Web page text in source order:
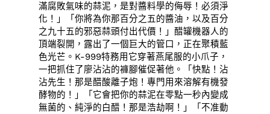
滿腐敗氣味的蒜泥，是對醬料學的侮辱！必須淨
化！」「你將為你那百分之五的醬油，以及百分
之九十五的邪惡蒜頭付出代價！」醋罐機器人的
頂端裂開，露出了一個巨大的管口，正在聚積藍
色光芒。K-999特務用它穿著燕尾服的小爪子，
一把抓住了廖沾沾的褲腳催促著他。「快點！沾
沾先生！那是醋酸離子炮！專門用來溶解有機發
酵物的！」「它會把你的蒜泥在零點一秒內變成
無菌的、純淨的白醋！那是浩劫啊！」「不准動